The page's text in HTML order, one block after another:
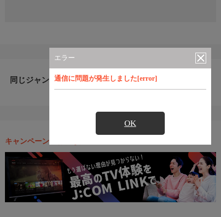
エラー
通信に問題が発生しました[error]
OK
同じジャンルのおすすめ番組
キャンペーン・お得な情報